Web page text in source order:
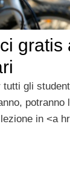
gratis
tutti gli
in <a